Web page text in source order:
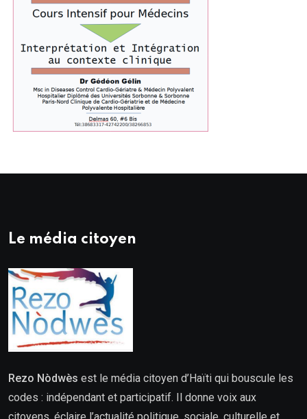
Le média citoyen
Rezo Nòdwès est le média citoyen d’Haïti qui bouscule les
codes : indépendant et participatif. Il donne voix aux